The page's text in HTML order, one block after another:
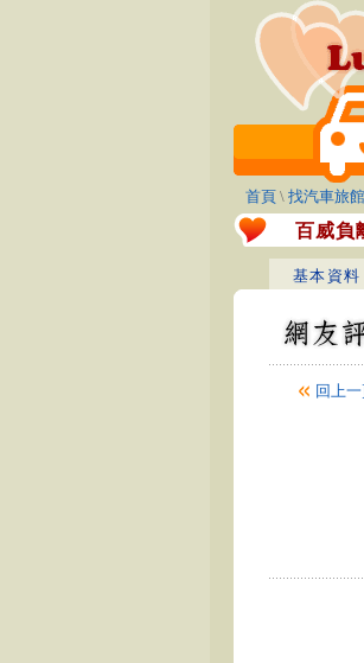
首頁 \ 找汽車旅館
百威負
基本資料
回上